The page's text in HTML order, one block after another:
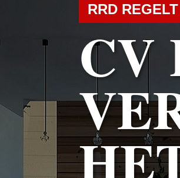
RRD
CV